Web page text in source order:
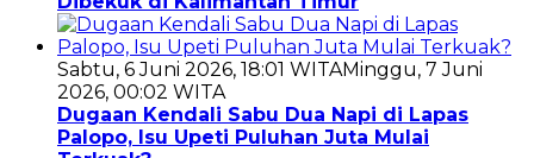
Sabtu, 6 Juni 2026, 18:01 WITAMinggu, 7 Juni
2026, 00:02 WITA
Dugaan Kendali Sabu Dua Napi di Lapas
Palopo, Isu Upeti Puluhan Juta Mulai